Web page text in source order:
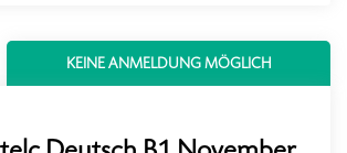
KEINE ANMELDUNG MÖGLICH